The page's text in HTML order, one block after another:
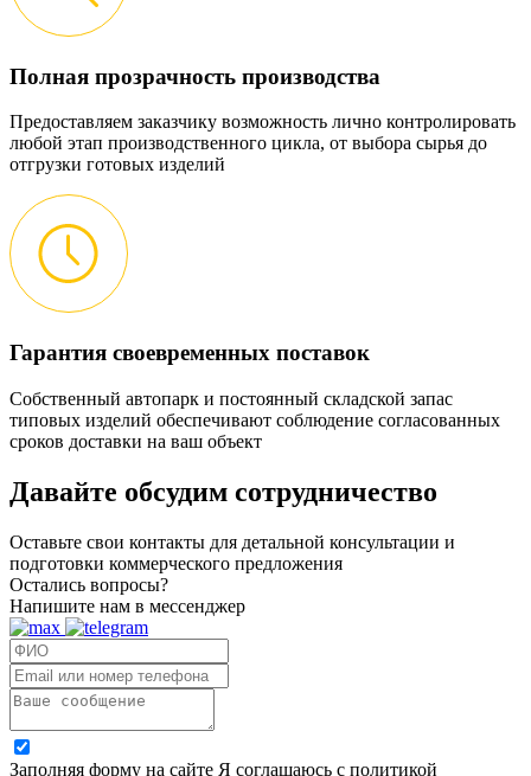
Полная прозрачность производства
Предоставляем заказчику возможность лично контролировать
любой этап производственного цикла, от выбора сырья до
отгрузки готовых изделий
Гарантия своевременных поставок
Собственный автопарк и постоянный складской запас
типовых изделий обеспечивают соблюдение согласованных
сроков доставки на ваш объект
Давайте обсудим сотрудничество
Оставьте свои контакты для детальной консультации и
подготовки коммерческого предложения
Остались вопросы?
Напишите нам в мессенджер
Заполняя форму на сайте Я соглашаюсь с политикой